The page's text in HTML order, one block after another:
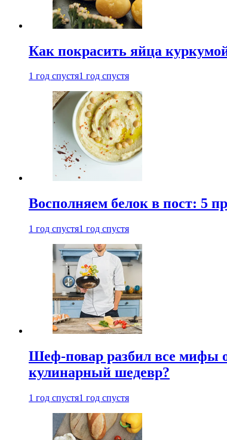
Как покрасить яйца
1 год спустя1 год спустя
Восполняем белок в пост: 5
1 год спустя1 год спустя
Шеф-повар разбил все мифы о
кулинарный шедевр?
1 год спустя1 год спустя